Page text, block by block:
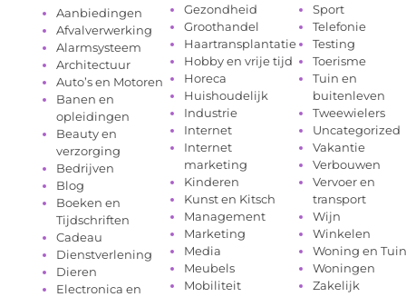
Aanbiedingen
Afvalverwerking
Alarmsysteem
Architectuur
Auto’s en Motoren
Banen en
opleidingen
Beauty en
verzorging
Bedrijven
Blog
Boeken en
Tijdschriften
Cadeau
Dienstverlening
Dieren
Electronica en
Gezondheid
Groothandel
Haartransplantatie
Hobby en vrije tijd
Horeca
Huishoudelijk
Industrie
Internet
Internet
marketing
Kinderen
Kunst en Kitsch
Management
Marketing
Media
Meubels
Mobiliteit
Sport
Telefonie
Testing
Toerisme
Tuin en
buitenleven
Tweewielers
Uncategorized
Vakantie
Verbouwen
Vervoer en
transport
Wijn
Winkelen
Woning en Tuin
Woningen
Zakelijk